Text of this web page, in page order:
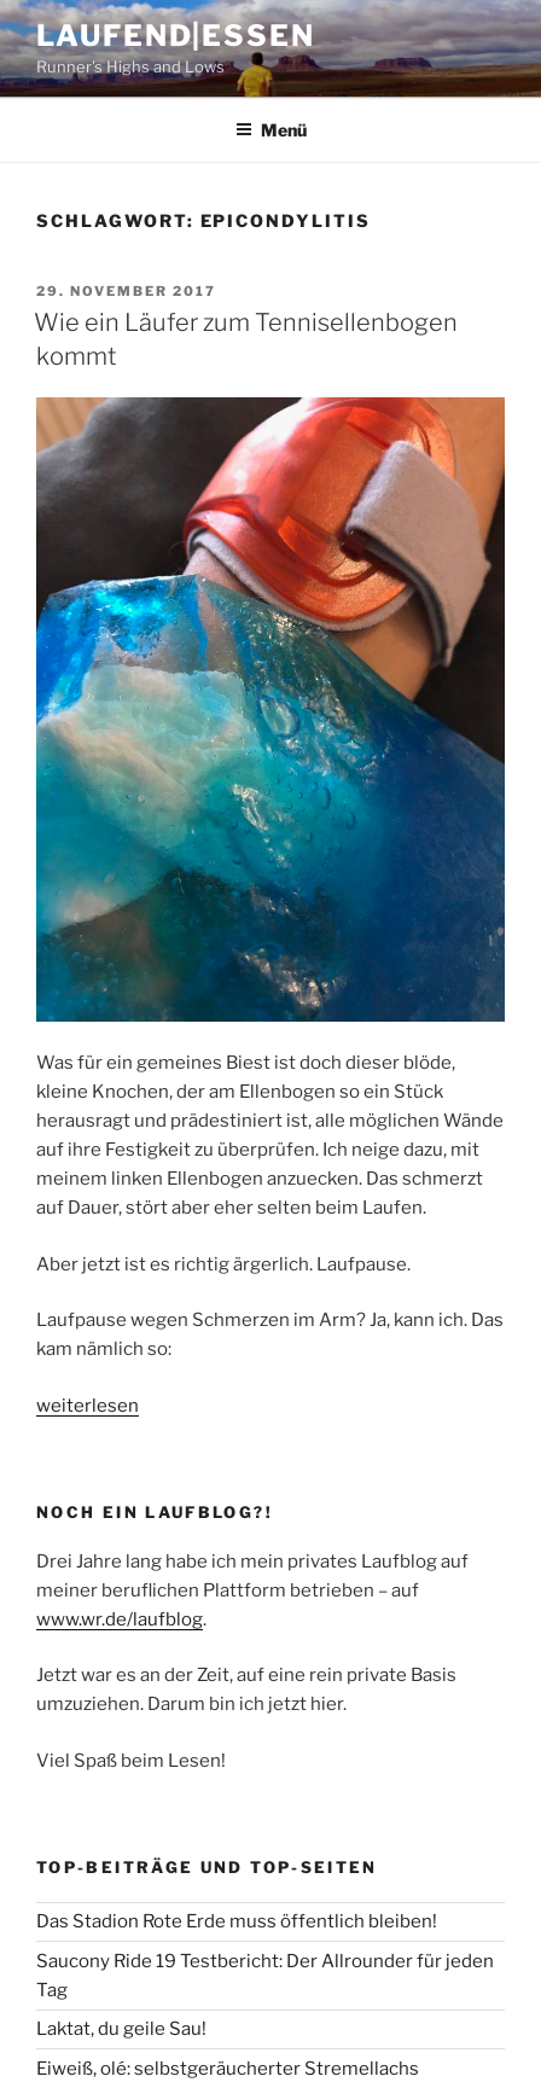
Zum
Inhalt
springen
LAUFEND|ESSEN
Runner's Highs and Lows
Menü
SCHLAGWORT: EPICONDYLITIS
VERÖFFENTLICHT
AM
29. NOVEMBER 2017
Wie ein Läufer zum Tennisellenbogen
kommt
Was für ein gemeines Biest ist doch dieser blöde,
kleine Knochen, der am Ellenbogen so ein Stück
herausragt und prädestiniert ist, alle möglichen Wände
auf ihre Festigkeit zu überprüfen. Ich neige dazu, mit
meinem linken Ellenbogen anzuecken. Das schmerzt
auf Dauer, stört aber eher selten beim Laufen.
Aber jetzt ist es richtig ärgerlich. Laufpause.
Laufpause wegen Schmerzen im Arm? Ja, kann ich. Das
kam nämlich so:
„Wie
Tennisellenbogen
kommt“
weiterlesen
NOCH EIN LAUFBLOG?!
Drei Jahre lang habe ich mein privates Laufblog auf
meiner beruflichen Plattform betrieben – auf
www.wr.de/laufblog.
Jetzt war es an der Zeit, auf eine rein private Basis
umzuziehen. Darum bin ich jetzt hier.
Viel Spaß beim Lesen!
TOP-BEITRÄGE UND TOP-SEITEN
Das Stadion Rote Erde muss öffentlich bleiben!
Saucony Ride 19 Testbericht: Der Allrounder für jeden
Tag
Laktat, du geile Sau!
Eiweiß, olé: selbstgeräucherter Stremellachs